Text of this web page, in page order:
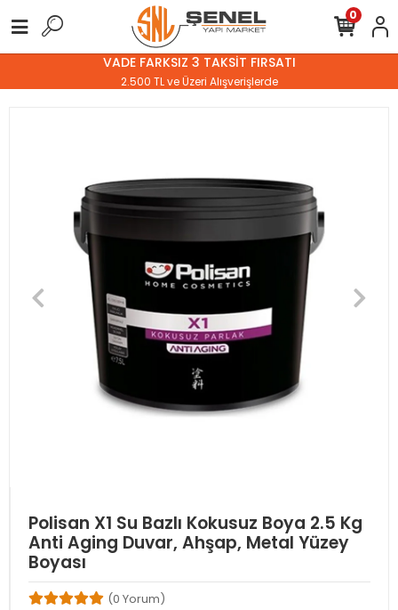
VADE FARKSIZ 3 TAKSİT FIRSATI
2.500 TL ve Üzeri Alışverişlerde
0
Polisan X1 Su Bazlı Kokusuz Boya 2.5 Kg
Anti Aging Duvar, Ahşap, Metal Yüzey
Boyası
(0 Yorum)